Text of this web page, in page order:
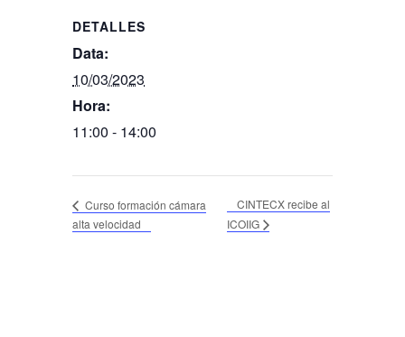
DETALLES
Data:
10/03/2023
Hora:
11:00 - 14:00
Curso formación cámara
alta velocidad
CINTECX recibe al
ICOIIG